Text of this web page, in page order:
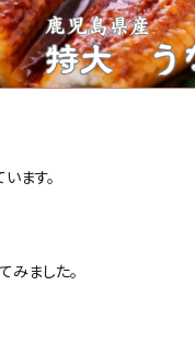
ます。
みました。